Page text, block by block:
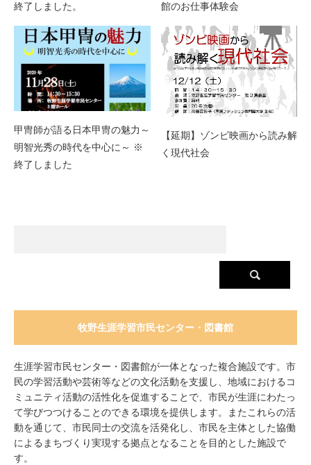
終了しました。 館のお仕事体験会
甲冑師が語る日本甲冑の魅力～
明智光秀の時代を中心に～ ※
終了しました
【延期】ゾンビ映画から読み解
く現代社会
牧野生涯学習市民センター・図書館
生涯学習市民センター・図書館が一体となった複合施設です。市
民の学習活動や芸術等などの文化活動を支援し、地域におけるコ
ミュニティ活動の活性化を促進することで、市民が生涯にわたっ
て学びつつけることのできる環境を提供します。またこれらの活
動を通じて、市民同士の交流を活発化し、市民を主体とした協働
によるまちづくり実現する拠点となることを目的とした施設で
す。